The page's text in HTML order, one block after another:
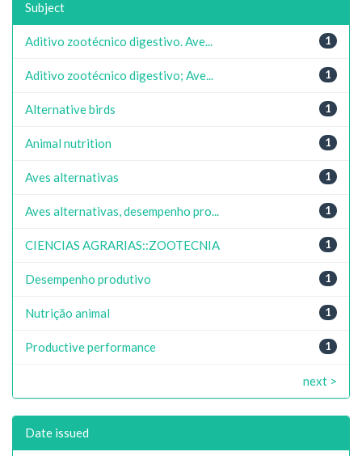
Subject
1
Aditivo zootécnico digestivo. Ave...
1
Aditivo zootécnico digestivo; Ave...
1
Alternative birds
1
Animal nutrition
1
Aves alternativas
1
Aves alternativas, desempenho pro...
1
CIENCIAS AGRARIAS::ZOOTECNIA
1
Desempenho produtivo
1
Nutrição animal
1
Productive performance
next >
Date issued